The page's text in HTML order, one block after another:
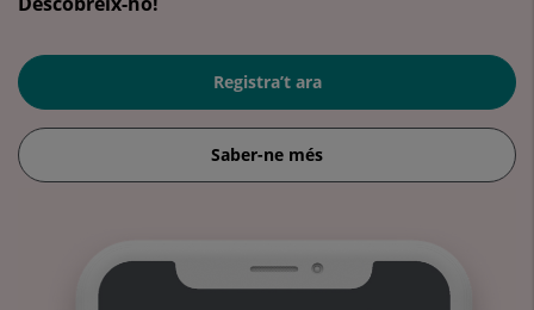
Registra’t ara
Saber-ne més